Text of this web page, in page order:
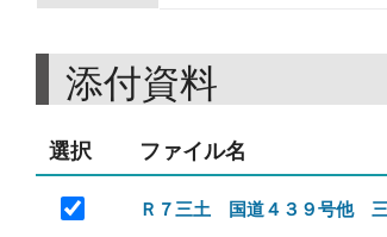
添付資料
選択 ファイル名
Ｒ７三土 国道４３９号他